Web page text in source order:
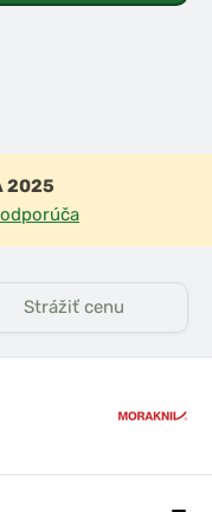
2025
Strážiť cenu